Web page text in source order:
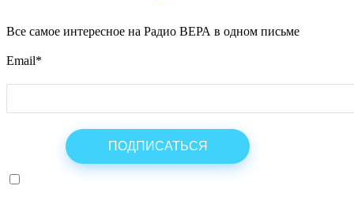
Все самое интересное на Радио ВЕРА в одном письме
Email*